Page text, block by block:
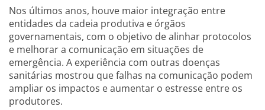
Nos últimos anos, houve maior integração entre
entidades da cadeia produtiva e órgãos
governamentais, com o objetivo de alinhar protocolos
e melhorar a comunicação em situações de
emergência. A experiência com outras doenças
sanitárias mostrou que falhas na comunicação podem
ampliar os impactos e aumentar o estresse entre os
produtores.